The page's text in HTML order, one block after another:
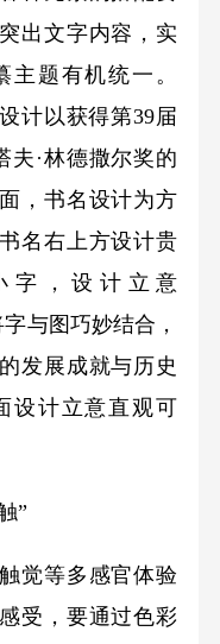
出文字内容，实
题有机统一。
计以获得第39届
夫·林德撒尔奖的
，书名设计为方
名右上方设计贵
字，设计立意
与图巧妙结合，
发展成就与历史
设计立意直观可
”
等多感官体验
受，要通过色彩